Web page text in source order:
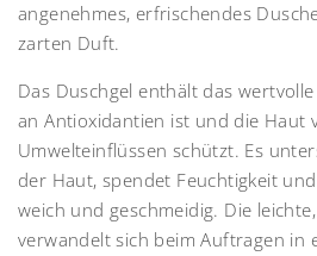
angenehmes, erfrischendes
zarten Duft.
Das Duschgel enthält das wertvolle
an Antioxidantien ist und die Haut
Umwelteinflüssen schützt. Es
der Haut, spendet Feuchtigkeit
weich und geschmeidig. Die
verwandelt sich beim Auftragen in